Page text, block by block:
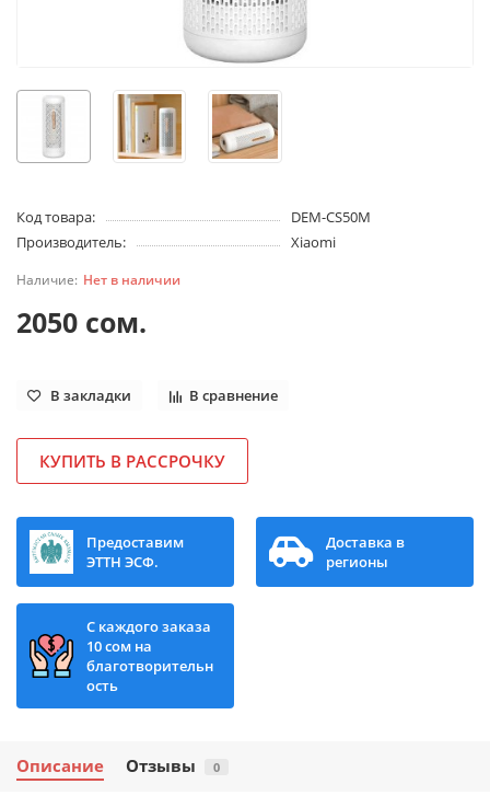
Код товара:
DEM-CS50M
Производитель:
Xiaomi
Нет в наличии
2050 сом.
В закладки В сравнение
КУПИТЬ В РАССРОЧКУ
Предоставим
ЭТТН ЭСФ.
Доставка в
регионы
С каждого заказа
10 сом на
благотворительн
ость
Описание Отзывы 0